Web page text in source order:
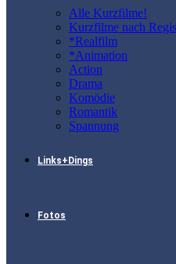
Alle Kurzfilme!
Kurzfilme nach
*Realfilm
*Animation
Action
Drama
Komödie
Romantik
Spannung
Links+Dings
Fotos